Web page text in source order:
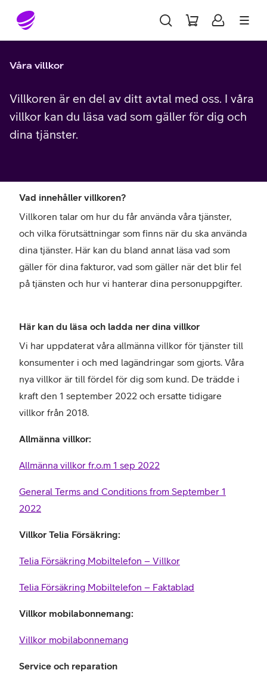
Gå till sidans innehåll
Våra villkor
Villkoren är en del av ditt avtal med oss. I våra
villkor kan du läsa vad som gäller för dig och
dina tjänster.
Vad innehåller villkoren?
Villkoren talar om hur du får använda våra tjänster,
och vilka förutsättningar som finns när du ska använda
dina tjänster. Här kan du bland annat läsa vad som
gäller för dina fakturor, vad som gäller när det blir fel
på tjänsten och hur vi hanterar dina personuppgifter.
Här kan du läsa och ladda ner dina villkor
Vi har uppdaterat våra allmänna villkor för tjänster till
konsumenter i och med lagändringar som gjorts. Våra
nya villkor är till fördel för dig som kund. De trädde i
kraft den 1 september 2022 och ersatte tidigare
villkor från 2018.
Allmänna villkor:
Allmänna villkor fr.o.m 1 sep 2022
General Terms and Conditions from September 1
2022
Villkor Telia Försäkring:
Telia Försäkring Mobiltelefon – Villkor
Telia Försäkring Mobiltelefon – Faktablad
Villkor mobilabonnemang:
Villkor mobilabonnemang
Service och reparation